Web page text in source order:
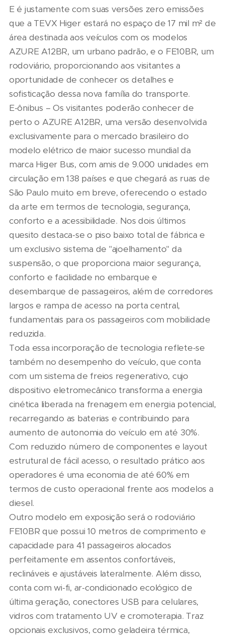
E é justamente com suas versões zero emissões
que a TEVX Higer estará no espaço de 17 mil m² de
área destinada aos veículos com os modelos
AZURE A12BR, um urbano padrão, e o FE10BR, um
rodoviário, proporcionando aos visitantes a
oportunidade de conhecer os detalhes e
sofisticação dessa nova família do transporte.
E-ônibus – Os visitantes poderão conhecer de
perto o AZURE A12BR, uma versão desenvolvida
exclusivamente para o mercado brasileiro do
modelo elétrico de maior sucesso mundial da
marca Higer Bus, com amis de 9.000 unidades em
circulação em 138 países e que chegará as ruas de
São Paulo muito em breve, oferecendo o estado
da arte em termos de tecnologia, segurança,
conforto e a acessibilidade. Nos dois últimos
quesito destaca-se o piso baixo total de fábrica e
um exclusivo sistema de "ajoelhamento" da
suspensão, o que proporciona maior segurança,
conforto e facilidade no embarque e
desembarque de passageiros, além de corredores
largos e rampa de acesso na porta central,
fundamentais para os passageiros com mobilidade
reduzida.
Toda essa incorporação de tecnologia reflete-se
também no desempenho do veículo, que conta
com um sistema de freios regenerativo, cujo
dispositivo eletromecânico transforma a energia
cinética liberada na frenagem em energia potencial,
recarregando as baterias e contribuindo para
aumento de autonomia do veículo em até 30%.
Com reduzido número de componentes e layout
estrutural de fácil acesso, o resultado prático aos
operadores é uma economia de até 60% em
termos de custo operacional frente aos modelos a
diesel.
Outro modelo em exposição será o rodoviário
FE10BR que possui 10 metros de comprimento e
capacidade para 41 passageiros alocados
perfeitamente em assentos confortáveis,
reclináveis e ajustáveis lateralmente. Além disso,
conta com wi-fi, ar-condicionado ecológico de
última geração, conectores USB para celulares,
vidros com tratamento UV e cromoterapia. Traz
opcionais exclusivos, como geladeira térmica,